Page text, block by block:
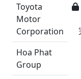
Toyota
Motor
Corporation
Hoa Phat
Group